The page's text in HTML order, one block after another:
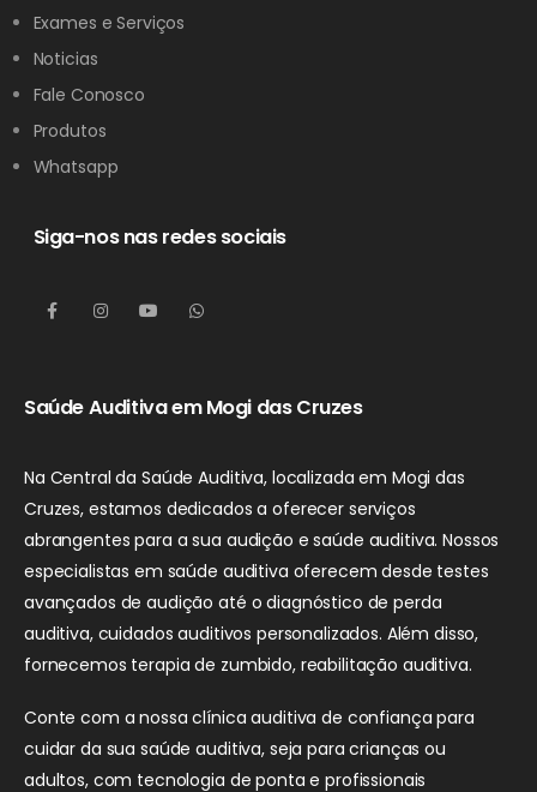
Exames e Serviços
Noticias
Fale Conosco
Produtos
Whatsapp
Siga-nos nas redes sociais
Saúde Auditiva em Mogi das Cruzes
Na Central da Saúde Auditiva, localizada em Mogi das
Cruzes, estamos dedicados a oferecer serviços
abrangentes para a sua audição e saúde auditiva. Nossos
especialistas em saúde auditiva oferecem desde testes
avançados de audição até o diagnóstico de perda
auditiva, cuidados auditivos personalizados. Além disso,
fornecemos terapia de zumbido, reabilitação auditiva.
Conte com a nossa clínica auditiva de confiança para
cuidar da sua saúde auditiva, seja para crianças ou
adultos, com tecnologia de ponta e profissionais